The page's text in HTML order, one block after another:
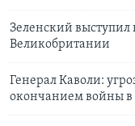
Зеленский
Великобритании
Генерал Каволи:
окончанием войны в